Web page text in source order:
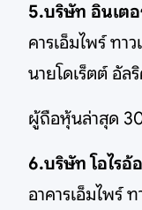
5.บริษัท อินเตอ
คารเอ็มไพร์ ทา
นายโดเร็ตต์ อั
ผู้ถือหุ้นล่าสุด
6.บริษัท โอไรอ้
อาคารเอ็มไพร์